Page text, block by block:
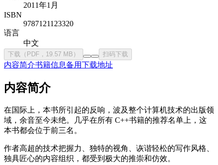
2011年1月
ISBN
9787121123320
语言
中文
下载（PDF，19.57 MB） 扫码下载
内容简介书籍信息备用下载地址
内容简介
在国际上，本书所引起的反响，波及整个计算机技术的出版领
域，余音至今未绝。几乎在所有 C++书籍的推荐名单上，这
本书都会位于前三名。
作者高超的技术把握力、独特的视角、诙谐轻松的写作风格、
独具匠心的内容组织，都受到极大的推崇和仿效。